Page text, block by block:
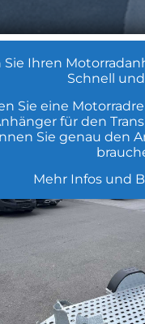
Die AN
mit Sitz in
Wir sind auf den
gehören ebenso
Unsere sechs
bei, daß unsere
Ihren
Einfach, Schnell
eine
Anhänger für den
Bei uns
mieten, den
Mehr Infos und